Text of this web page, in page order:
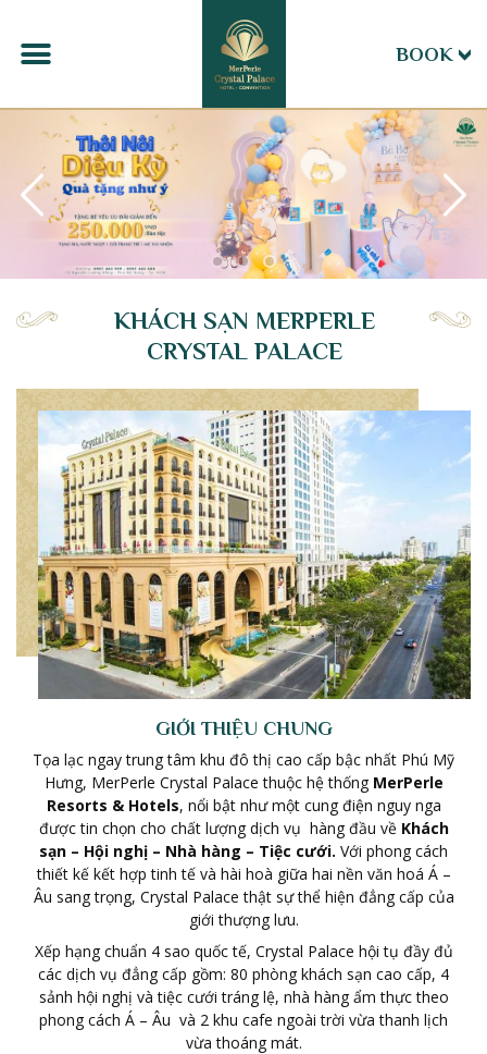
BOOK
KHÁCH SẠN MERPERLE
CRYSTAL PALACE
GIỚI THIỆU CHUNG
Tọa lạc ngay trung tâm khu đô thị cao cấp bậc nhất Phú Mỹ
Hưng, MerPerle Crystal Palace thuộc hệ thốngMerPerle
Resorts & Hotels, nổi bật như một cung điện nguy nga
được tin chọn cho chất lượng dịch vụ hàng đầu về Khách
sạn – Hội nghị – Nhà hàng – Tiệc cưới. Với phong cách
thiết kế kết hợp tinh tế và hài hoà giữa hai nền văn hoá Á –
Âu sang trọng, Crystal Palace thật sự thể hiện đẳng cấp của
giới thượng lưu.
Xếp hạng chuẩn 4 sao quốc tế, Crystal Palace hội tụ đầy đủ
các dịch vụ đẳng cấp gồm: 80 phòng khách sạn cao cấp, 4
sảnh hội nghị và tiệc cưới tráng lệ, nhà hàng ẩm thực theo
phong cách Á – Âu và 2 khu cafe ngoài trời vừa thanh lịch
vừa thoáng mát.